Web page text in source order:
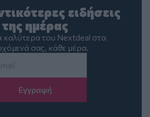
ειδήσεις
της ημέρας
καλύτερα του Nextdeal στα
σας, κάθε μέρα.